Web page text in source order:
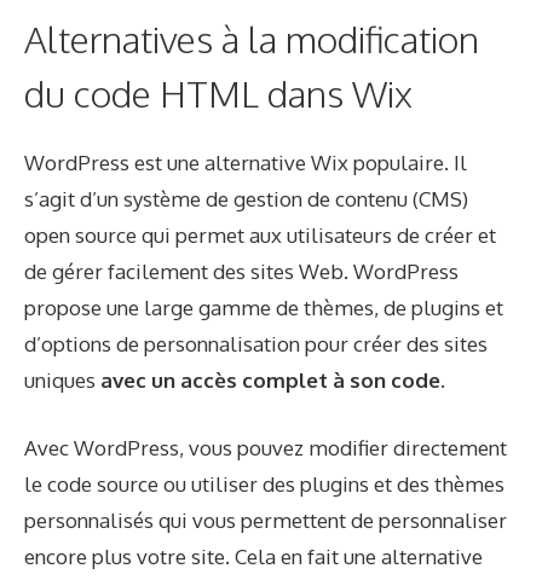
Alternatives à la modification
du code HTML dans Wix
WordPress est une alternative Wix populaire. Il
s’agit d’un système de gestion de contenu (CMS)
open source qui permet aux utilisateurs de créer et
de gérer facilement des sites Web. WordPress
propose une large gamme de thèmes, de plugins et
d’options de personnalisation pour créer des sites
uniques avec un accès complet à son code.
Avec WordPress, vous pouvez modifier directement
le code source ou utiliser des plugins et des thèmes
personnalisés qui vous permettent de personnaliser
encore plus votre site. Cela en fait une alternative